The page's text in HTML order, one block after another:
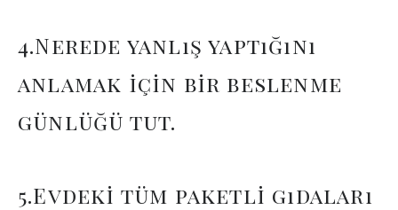
4.Nerede yanlış yaptığını
anlamak için bir beslenme
günlüğü tut.
5.Evdeki tüm paketli gıdaları